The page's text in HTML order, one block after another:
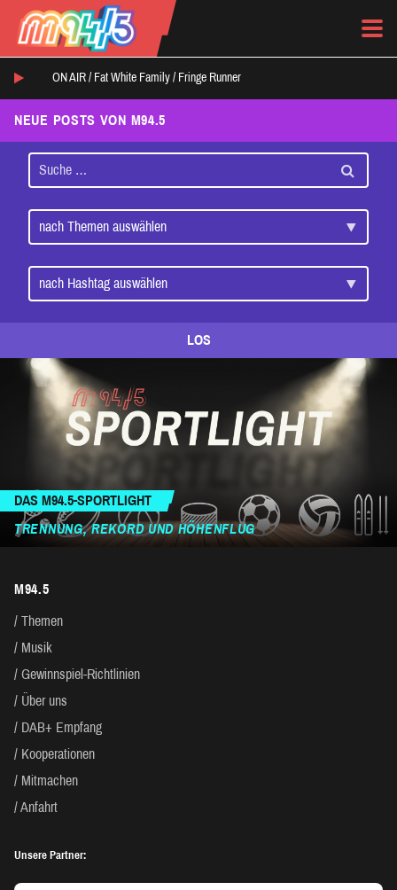
ON AIR / Fat White Family / Fringe Runner
NEUE POSTS VON M94.5
LOS
DAS M94.5-SPORTLIGHT
TRENNUNG, REKORD UND HÖHENFLUG
M94.5
Themen
Musik
Gewinnspiel-Richtlinien
Über uns
DAB+ Empfang
Kooperationen
Mitmachen
Anfahrt
Unsere Partner: